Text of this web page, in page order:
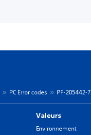
PC Error codes PF-205442-7
Valeurs
Environnement